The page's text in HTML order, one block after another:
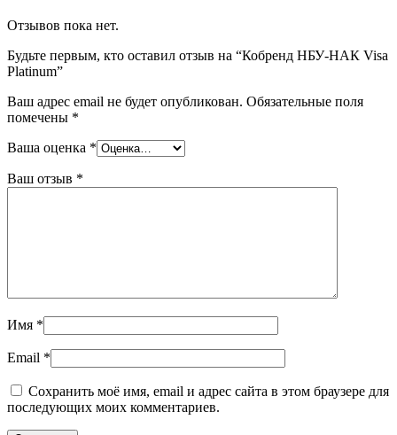
Отзывов пока нет.
Будьте первым, кто оставил отзыв на “Кобренд НБУ-НАК Visa
Platinum”
Ваш адрес email не будет опубликован. Обязательные поля
помечены *
Ваша оценка *
Ваш отзыв *
Имя *
Email *
Сохранить моё имя, email и адрес сайта в этом браузере для
последующих моих комментариев.